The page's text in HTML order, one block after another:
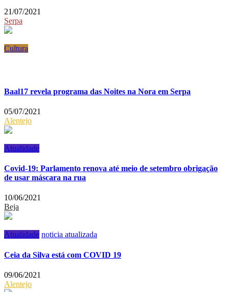
21/07/2021
Serpa
Cultura
Baal17 revela programa das Noites na Nora em Serpa
05/07/2021
Alentejo
Atualidade
Covid-19: Parlamento renova até meio de setembro obrigação
de usar máscara na rua
10/06/2021
Beja
Atualidade noticia atualizada
Ceia da Silva está com COVID 19
09/06/2021
Alentejo